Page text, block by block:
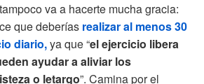
va a hacerte mucha gracia:
que deberías realizar al menos 30
diario,ya que “el ejercicio libera
ayudar a aliviar los
o letargo”. Camina por el